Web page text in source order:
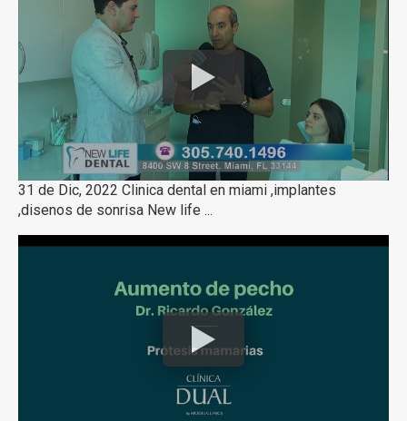
31 de Dic, 2022 Clinica dental en miami ,implantes
,disenos de sonrisa New life ...